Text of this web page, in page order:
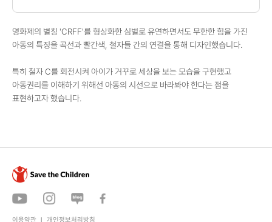
영화제의 별칭 'CRFF'를 형상화한 심벌로 유연하면서도무한한 힘을 가진
아동의 특징을 곡선과 빨간색, 철자들 간의 연결을 통해 디자인했습니다.
특히 철자 C를 회전시켜 아이가 거꾸로 세상을 보는 모습을 구현했고
아동권리를 이해하기 위해선 아동의 시선으로 바라봐야 한다는 점을
표현하고자 했습니다.
이용약관 개인정보처리방침